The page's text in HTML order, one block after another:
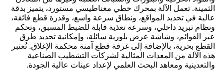
الثمينة. تعمل الآلة بمحرك خطي مغناطيسي مستورد، يتميز بدقة
عالية في تحديد المواقع، ونطاق سرعة واسع، وقدرة قطع فائقة،
ونظام تبريد داخلي، وسرعة تغذية قابلة للضبط المسبق، وتحكم
عبر القوائم، وشاشة عرض بلورية سائلة، وإمكانية تحديد طرق
القطع بحرية، بالإضافة إلى غرفة قطع آمنة محكمة الإغلاق. تُعتبر
هذه الآلة من المعدات المثالية لشركات التشطيب الصناعية
والتعدينية ومعاهد البحث العلمي لإعداد عينات عالية الجودة.